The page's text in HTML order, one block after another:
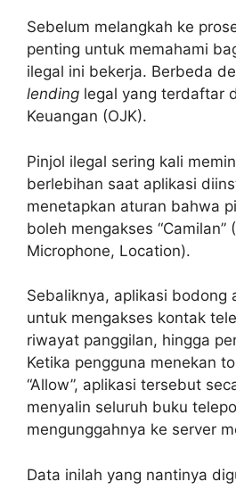
Sebelum melangkah ke
penting untuk memahami
ilegal ini bekerja. Berbeda
lending legal yang terdaftar
Keuangan (OJK).
Pinjol ilegal sering kali
berlebihan saat aplikasi
menetapkan aturan bahwa
boleh mengakses “Camilan”
Microphone, Location).
Sebaliknya, aplikasi bodong
untuk mengakses kontak
riwayat panggilan, hingga
Ketika pengguna menekan
“Allow”, aplikasi tersebut
menyalin seluruh buku
mengunggahnya ke server
Data inilah yang nantinya